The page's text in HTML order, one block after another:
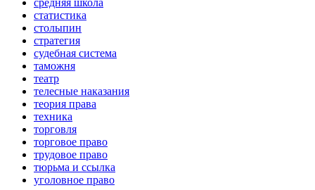
средняя школа
статистика
столыпин
стратегия
судебная система
таможня
театр
телесные наказания
теория права
техника
торговля
торговое право
трудовое право
тюрьма и ссылка
уголовное право